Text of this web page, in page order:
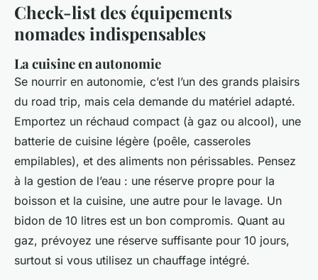
Check-list des équipements
nomades indispensables
La cuisine en autonomie
Se nourrir en autonomie, c’est l’un des grands plaisirs
du road trip, mais cela demande du matériel adapté.
Emportez un réchaud compact (à gaz ou alcool), une
batterie de cuisine légère (poêle, casseroles
empilables), et des aliments non périssables. Pensez
à la gestion de l’eau : une réserve propre pour la
boisson et la cuisine, une autre pour le lavage. Un
bidon de 10 litres est un bon compromis. Quant au
gaz, prévoyez une réserve suffisante pour 10 jours,
surtout si vous utilisez un chauffage intégré.